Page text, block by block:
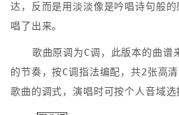
达，反而是用淡淡像是吟唱诗句般
唱了出来。
歌曲原调为C调，此版本的曲谱
的节奏，按C调指法编配，共2张高
歌曲的调式，演唱时可按个人音域选